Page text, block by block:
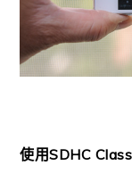
使用SDHC